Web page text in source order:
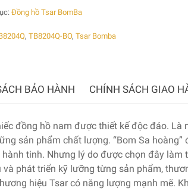
Đồng hồ Tsar BomBa
, TB8204Q-BO, Tsar Bomba
BẢO HÀNH CHÍNH SÁCH GIAO
đồng hồ nam được thiết kế độc đáo. Là
sản phẩm chất lượng. “Bom Sa hoàng”
tinh. Nhưng lý do được chọn đây làm
phát triển kỹ lưỡng từng sản phẩm,
hiệu Tsar có năng lượng mạnh mẽ.